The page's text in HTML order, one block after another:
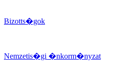
Bizotts�gok
Nemzetis�gi �nkorm�nyzat